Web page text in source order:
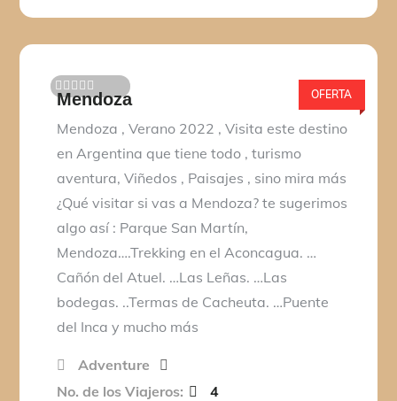
0
e
5
OFERTA
Mendoza
Mendoza , Verano 2022 , Visita este destino
en Argentina que tiene todo , turismo
aventura, Viñedos , Paisajes , sino mira más
¿Qué visitar si vas a Mendoza? te sugerimos
algo así : Parque San Martín,
Mendoza….Trekking en el Aconcagua. …
Cañón del Atuel. …Las Leñas. …Las
bodegas. ..Termas de Cacheuta. …Puente
del Inca y mucho más
Adventure
No. de los Viajeros:
4